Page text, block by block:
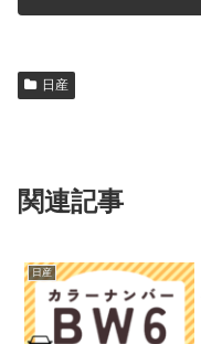
日産
関連記事
日産